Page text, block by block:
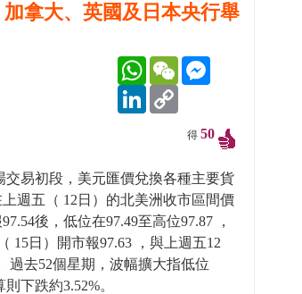
拿大、英國及日本央行舉
WhatsAppWeChat
LinkedIn
得 50
交易初段，美元匯價兌換各種主要貨
週五（ 12日）的北美洲收市區間價
後，低位在97.49至高位97.87 ，
15日）開市報97.63 ，與上週五12
過去52個星期，波幅擴大指低位
下跌約3.52%。